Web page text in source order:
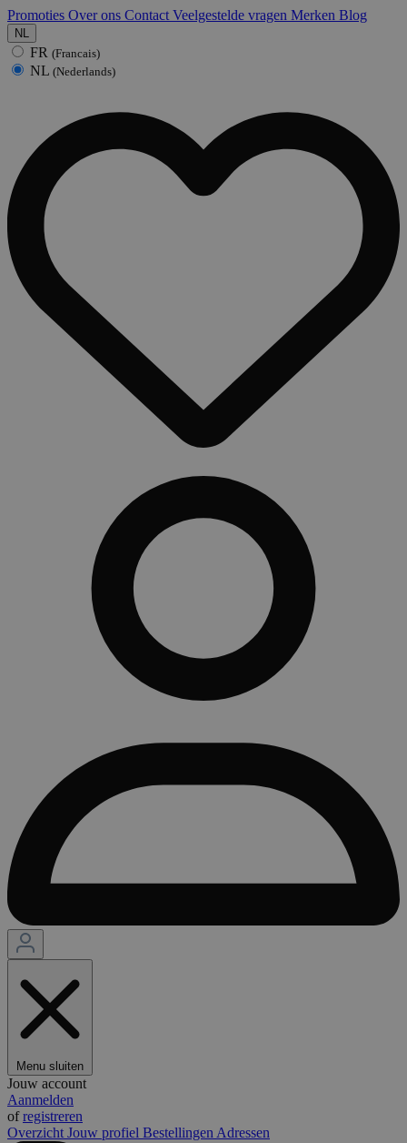
Promoties Over ons Contact Veelgestelde vragen Merken Blog
NL
FR (Francais)
NL (Nederlands)
Menu sluiten
Jouw account
Aanmelden
ofregistreren
Overzicht Jouw profiel Bestellingen Adressen